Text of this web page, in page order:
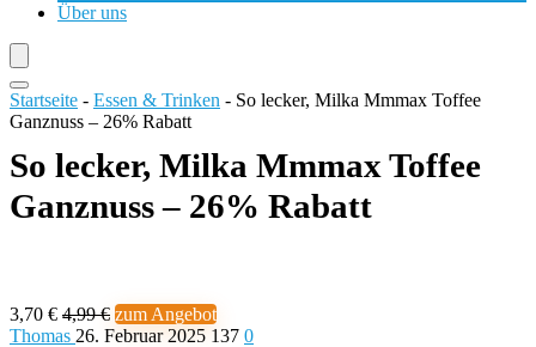
Über uns
Startseite - Essen & Trinken - So lecker, Milka Mmmax Toffee
Ganznuss – 26% Rabatt
So lecker, Milka Mmmax Toffee
Ganznuss – 26% Rabatt
3,70 € 4,99 € zum Angebot
Thomas 26. Februar 2025 137 0